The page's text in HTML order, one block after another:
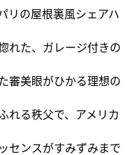
リの屋根裏風シェアハ
れた、ガレージ付きの
審美眼がひかる理想の
れる秩父で、アメリカ
センスがすみずみまで